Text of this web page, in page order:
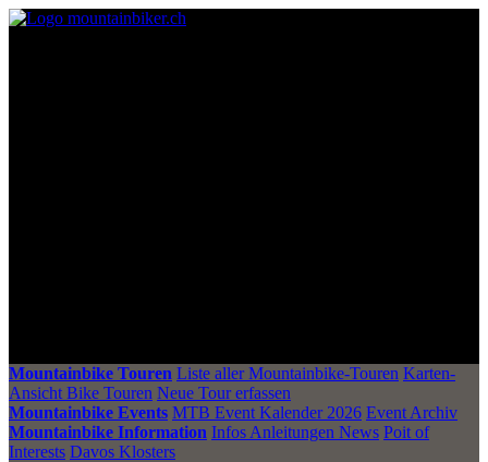
Mountainbike Touren Liste aller Mountainbike-Touren Karten-
Ansicht Bike Touren Neue Tour erfassen
Mountainbike Events MTB Event Kalender 2026 Event Archiv
Mountainbike Information Infos Anleitungen News Poit of
Interests Davos Klosters